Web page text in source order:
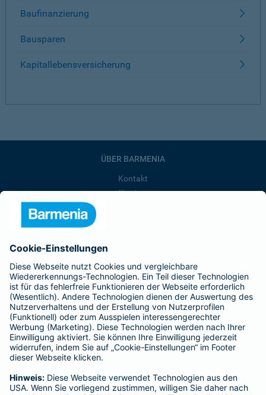
Baufinanzierung
Bausparen
Kapitallebensversicherung
ÜBER BARMENIA
Kontakt
Karriere
Affiliate-Partner werden
Barmenia ist Teil der BarmeniaGothaer
BELIEBTE SEITEN
Kranken-Zusatzversicherung
Tierversicherungen
Haftpflichtversicherung
Hausratversicherung
SERVICE